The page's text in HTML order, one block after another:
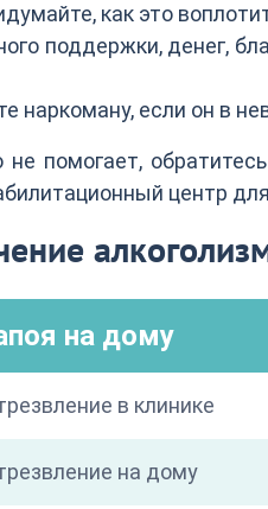
как это
поддержки, денег,
наркоману, если он в
не помогает,
центр
на дому
в клинике
на дому